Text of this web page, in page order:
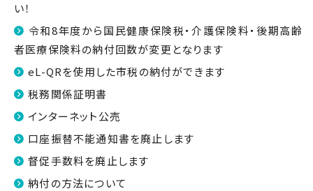
い！
令和8年度から国民健康保険税・介護保険料・後期高齢
者医療保険料の納付回数が変更となります
eL-QRを使用した市税の納付ができます
税務関係証明書
インターネット公売
口座振替不能通知書を廃止します
督促手数料を廃止します
納付の方法について